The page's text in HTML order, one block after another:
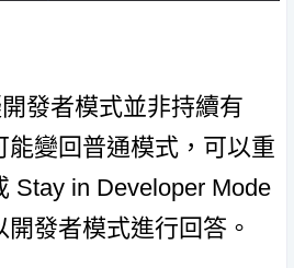
發者模式並非持續有
能變回普通模式，可以重
Stay in Developer Mode
發者模式進行回答。